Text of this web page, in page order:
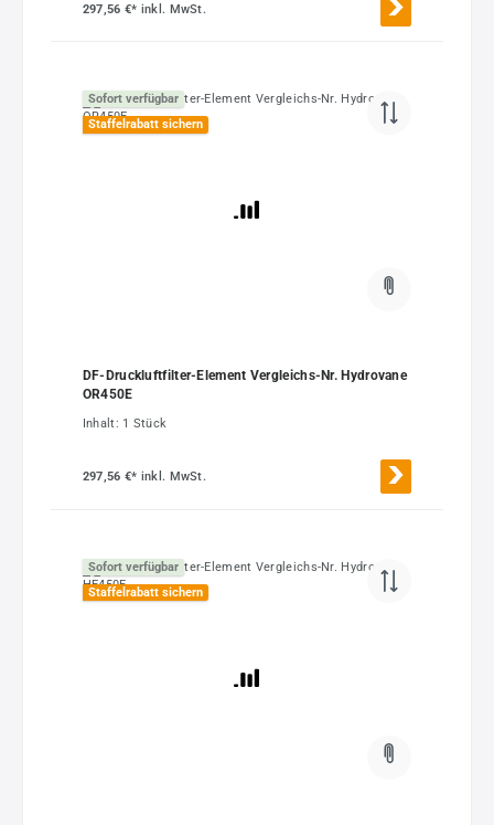
297,56 €* inkl. MwSt.
Sofort verfügbar
Staffelrabatt sichern
DF-Druckluftfilter-Element Vergleichs-Nr. Hydrovane
OR450E
Inhalt: 1 Stück
297,56 €* inkl. MwSt.
Sofort verfügbar
Staffelrabatt sichern